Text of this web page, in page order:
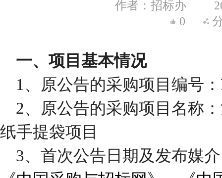
作者：招标办
0
一、项目基本情况
1、原公告的采购项目编号
2、原公告的采购项目名称：
纸手提袋项目
3、首次公告日期及发布媒